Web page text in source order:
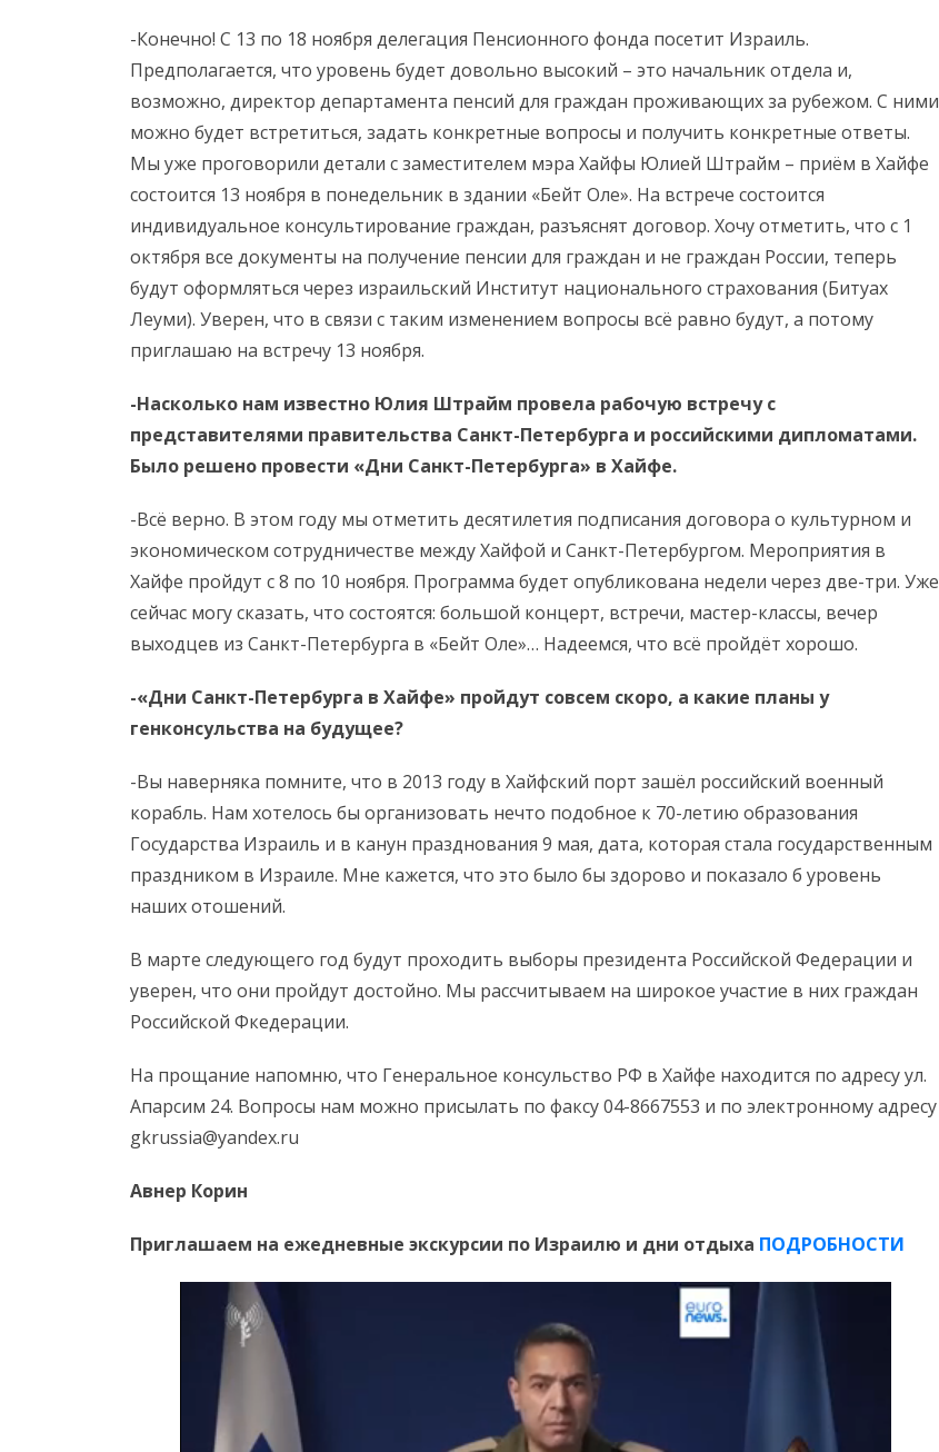
-Конечно! С 13 по 18 ноября делегация Пенсионного фонда посетит Израиль.
Предполагается, что уровень будет довольно высокий – это начальник отдела и,
возможно, директор департамента пенсий для граждан проживающих за рубежом. С ними
можно будет встретиться, задать конкретные вопросы и получить конкретные ответы.
Мы уже проговорили детали с заместителем мэра Хайфы Юлией Штрайм – приём в Хайфе
состоится 13 ноября в понедельник в здании «Бейт Оле». На встрече состоится
индивидуальное консультирование граждан, разъяснят договор. Хочу отметить, что с 1
октября все документы на получение пенсии для граждан и не граждан России, теперь
будут оформляться через израильский Институт национального страхования (Битуах
Леуми). Уверен, что в связи с таким изменением вопросы всё равно будут, а потому
приглашаю на встречу 13 ноября.
-Насколько нам известно Юлия Штрайм провела рабочую встречу с
представителями правительства Санкт-Петербурга и российскими дипломатами.
Было решено провести «Дни Санкт-Петербурга» в Хайфе.
-Всё верно. В этом году мы отметить десятилетия подписания договора о культурном и
экономическом сотрудничестве между Хайфой и Санкт-Петербургом. Мероприятия в
Хайфе пройдут с 8 по 10 ноября. Программа будет опубликована недели через две-три. Уже
сейчас могу сказать, что состоятся: большой концерт, встречи, мастер-классы, вечер
выходцев из Санкт-Петербурга в «Бейт Оле»… Надеемся, что всё пройдёт хорошо.
-«Дни Санкт-Петербурга в Хайфе» пройдут совсем скоро, а какие планы у
генконсульства на будущее?
-Вы наверняка помните, что в 2013 году в Хайфский порт зашёл российский военный
корабль. Нам хотелось бы организовать нечто подобное к 70-летию образования
Государства Израиль и в канун празднования 9 мая, дата, которая стала государственным
праздником в Израиле. Мне кажется, что это было бы здорово и показало б уровень
наших отошений.
В марте следующего год будут проходить выборы президента Российской Федерации и
уверен, что они пройдут достойно. Мы рассчитываем на широкое участие в них граждан
Российской Фкедерации.
На прощание напомню, что Генеральное консульство РФ в Хайфе находится по адресу ул.
Апарсим 24. Вопросы нам можно присылать по факсу 04-8667553 и по электронному адресу
gkrussia@yandex.ru
Авнер Корин
Приглашаем на ежедневные экскурсии по Израилю и дни отдыха ПОДРОБНОСТИ